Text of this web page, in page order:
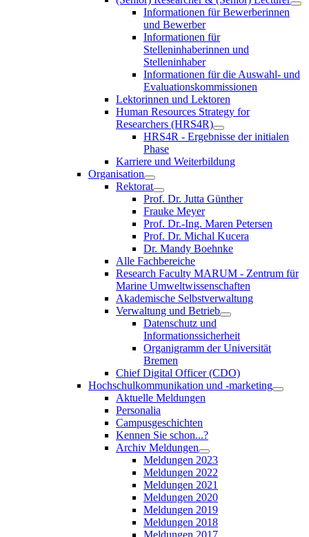
Informationen für Bewerberinnen
und Bewerber
Informationen für
Stelleninhaberinnen und
Stelleninhaber
Informationen für die Auswahl- und
Evaluationskommissionen
Lektorinnen und Lektoren
Human Resources Strategy for
Researchers (HRS4R)
HRS4R - Ergebnisse der initialen
Phase
Karriere und Weiterbildung
Organisation
Rektorat
Prof. Dr. Jutta Günther
Frauke Meyer
Prof. Dr.-Ing. Maren Petersen
Prof. Dr. Michal Kucera
Dr. Mandy Boehnke
Alle Fachbereiche
Research Faculty MARUM - Zentrum für
Marine Umweltwissenschaften
Akademische Selbstverwaltung
Verwaltung und Betrieb
Datenschutz und
Informationssicherheit
Organigramm der Universität
Bremen
Chief Digital Officer (CDO)
Hochschulkommunikation und -marketing
Aktuelle Meldungen
Personalia
Campusgeschichten
Kennen Sie schon...?
Archiv Meldungen
Meldungen 2023
Meldungen 2022
Meldungen 2021
Meldungen 2020
Meldungen 2019
Meldungen 2018
Meldungen 2017